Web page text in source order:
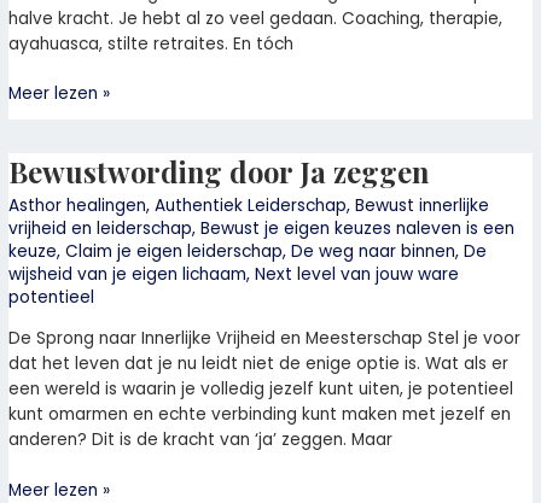
halve kracht. Je hebt al zo veel gedaan. Coaching, therapie,
ayahuasca, stilte retraites. En tóch
Meer lezen »
Bewustwording door Ja zeggen
Asthor healingen,Authentiek Leiderschap,Bewust innerlijke
vrijheid en leiderschap,Bewust je eigen keuzes naleven is een
keuze,Claim je eigen leiderschap,De weg naar binnen,De
wijsheid van je eigen lichaam,Next level van jouw ware
potentieel
De Sprong naar Innerlijke Vrijheid en Meesterschap Stel je voor
dat het leven dat je nu leidt niet de enige optie is. Wat als er
een wereld is waarin je volledig jezelf kunt uiten, je potentieel
kunt omarmen en echte verbinding kunt maken met jezelf en
anderen? Dit is de kracht van ‘ja’ zeggen. Maar
Bewustwording
door
Ja
zeggen
Meer lezen »